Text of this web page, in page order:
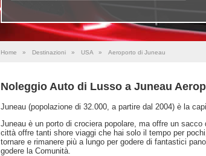
Home » Destinazioni » USA » Aeroporto di Juneau
Noleggio Auto di Lusso a Juneau
Juneau (popolazione di 32.000, a partire dal 2004) è la
Juneau è un porto di crociera popolare, ma offre un
città offre tanti shore viaggi che hai solo il tempo per
tornare e rimanere più a lungo per godere di fantastici
godere la Comunità.